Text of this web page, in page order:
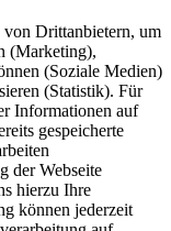
von Drittanbietern, um
(Marketing),
(Soziale Medien)
(Statistik). Für
Informationen auf
gespeicherte
der Webseite
hierzu Ihre
können jederzeit